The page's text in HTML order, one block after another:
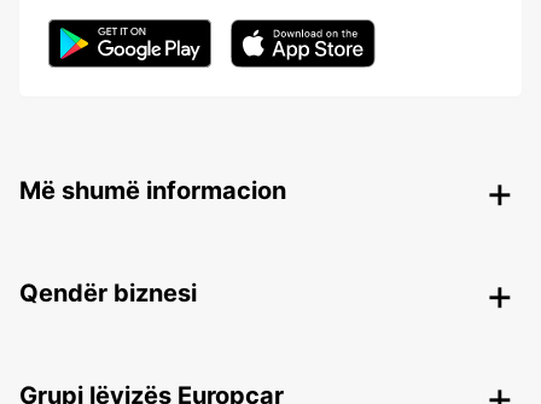
Më shumë informacion
Qendër biznesi
Grupi lëvizës Europcar